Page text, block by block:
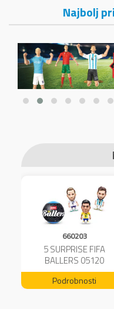
Najbolj
660203
5 SURPRISE FIFA
BALLERS 05120
Podrobnosti